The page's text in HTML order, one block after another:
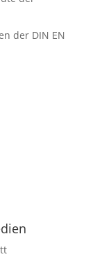
der DIN EN